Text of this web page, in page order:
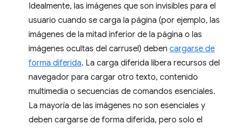
Idealmente, las imágenes que son invisibles para el
usuario cuando se carga la página (por ejemplo, las
imágenes de la mitad inferior de la página o las
imágenes ocultas del carrusel) deben cargarse de
forma diferida. La carga diferida libera recursos del
navegador para cargar otro texto, contenido
multimedia o secuencias de comandos esenciales.
La mayoría de las imágenes no son esenciales y
deben cargarse de forma diferida, pero solo el